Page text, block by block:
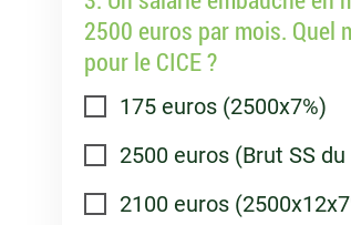
2500 euros par mois. Quel
pour le CICE ?
175 euros (2500x7%)
2500 euros (Brut SS
2100 euros